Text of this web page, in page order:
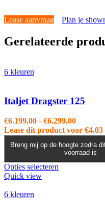
Lease aanvraag Plan je
Gerelateerde
6 kleuren
Italjet Dragster 125
€6.199,00 - €6.299,00
tot
Lease dit product voor €4,03
Breng mij op de hoogte zodra
voorraad is
Opties selecteren
Quick view
6 kleuren